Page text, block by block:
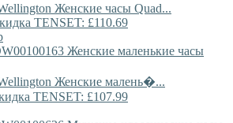
Женские часы Quad...
TENSET: £110.69
Женские малень�...
TENSET: £107.99